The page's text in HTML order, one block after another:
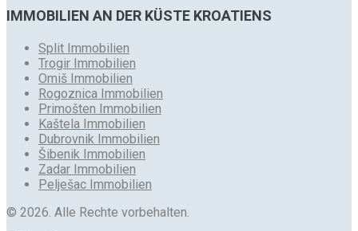
IMMOBILIEN AN DER KÜSTE KROATIENS
Split Immobilien
Trogir Immobilien
Omiš Immobilien
Rogoznica Immobilien
Primošten Immobilien
Kaštela Immobilien
Dubrovnik Immobilien
Šibenik Immobilien
Zadar Immobilien
Pelješac Immobilien
© 2026. Alle Rechte vorbehalten.